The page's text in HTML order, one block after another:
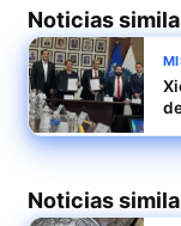
Noticias
Noticias